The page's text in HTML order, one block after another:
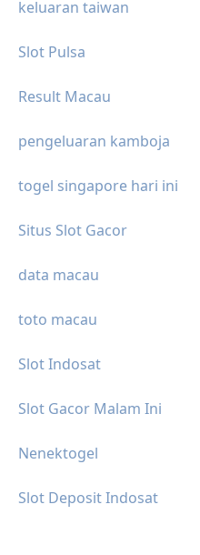
keluaran taiwan
Slot Pulsa
Result Macau
pengeluaran kamboja
togel singapore hari ini
Situs Slot Gacor
data macau
toto macau
Slot Indosat
Slot Gacor Malam Ini
Nenektogel
Slot Deposit Indosat